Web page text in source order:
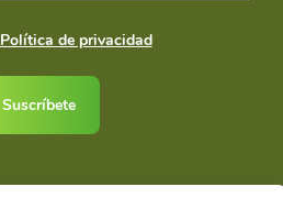
Política de privacidad
Suscríbete